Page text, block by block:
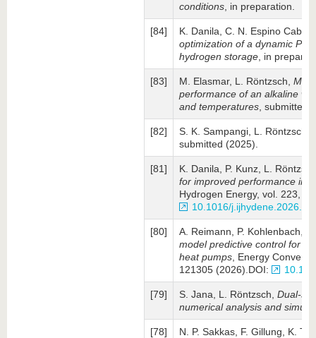
conditions , in preparation.
[84]
K. Danila, C. N. Espino
optimization of a dynamic
hydrogen storage , in
[83] M. Elasmar, L. Röntzsch,
performance of an alkaline
and temperatures , submitted
[82] S. K. Sampangi, L. Röntzsch,
submitted (2025).
[81]
K. Danila, P. Kunz, L.
for improved performance in
Hydrogen Energy, vol. 223,
10.1016/
[80]
A. Reimann, P. Kohlenbach,
model predictive control for
heat pumps , Energy
121305 (2026).DOI:
[79] S. Jana, L. Röntzsch, Dual-
numerical analysis and
[78] N. P. Sakkas, F. Gillung, K.